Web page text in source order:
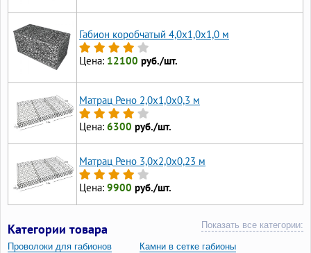
Габион коробчатый 4,0х1,0х1,0 м
Цена: 12100 руб./шт.
Матрац Рено 2,0х1,0х0,3 м
Цена: 6300 руб./шт.
Матрац Рено 3,0х2,0х0,23 м
Цена: 9900 руб./шт.
Категории товара Показать все категории:
Проволоки для габионов
Камни в сетке габионы